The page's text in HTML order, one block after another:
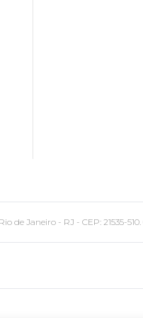
Janeiro - RJ - CEP: 21535-510.